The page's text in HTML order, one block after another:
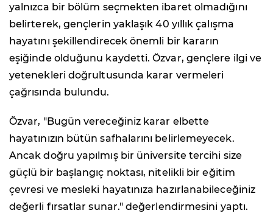
yalnızca bir bölüm seçmekten ibaret olmadığını
belirterek, gençlerin yaklaşık 40 yıllık çalışma
hayatını şekillendirecek önemli bir kararın
eşiğinde olduğunu kaydetti. Özvar, gençlere ilgi ve
yetenekleri doğrultusunda karar vermeleri
çağrısında bulundu.
Özvar, "Bugün vereceğiniz karar elbette
hayatınızın bütün safhalarını belirlemeyecek.
Ancak doğru yapılmış bir üniversite tercihi size
güçlü bir başlangıç noktası, nitelikli bir eğitim
çevresi ve mesleki hayatınıza hazırlanabileceğiniz
değerli fırsatlar sunar." değerlendirmesini yaptı.